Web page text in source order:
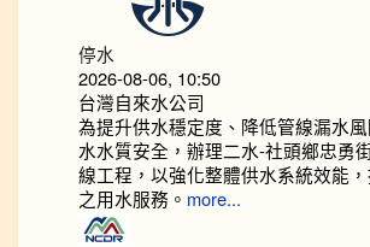
停水
2026-08-06, 10:50
台灣自來水公司
為提升供水穩定度、降低管線漏水
水水質安全，辦理二水-社頭鄉忠勇
線工程，以強化整體供水系統效能
之用水服務。 more...